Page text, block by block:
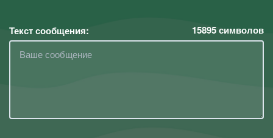
Текст сообщения: 15895символов